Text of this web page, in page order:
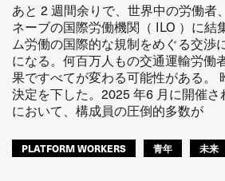
あと 2 週間余りで、世界中の労働者
ネーブの国際労働機関（ ILO ）に結
ム労働の国際的な規制をめぐる交渉
になる。何百万人もの交通運輸労働
果ですべてが変わる可能性がある。
決定を下した。2025 年6 月に開催さ
において、構成員の圧倒的多数が
PLATFORM WORKERS 青年 未来